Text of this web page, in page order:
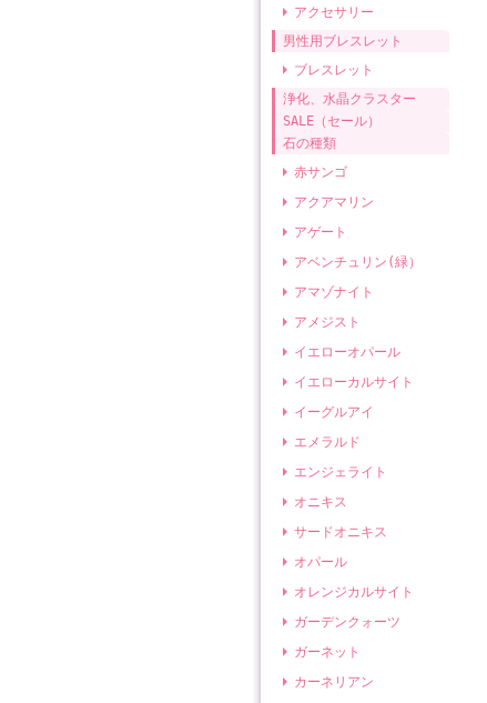
アクセサリー
男性用ブレスレット
ブレスレット
浄化、水晶クラスター
SALE（セール）
石の種類
赤サンゴ
アクアマリン
アゲート
アベンチュリン(緑）
アマゾナイト
アメジスト
イエローオパール
イエローカルサイト
イーグルアイ
エメラルド
エンジェライト
オニキス
サードオニキス
オパール
オレンジカルサイト
ガーデンクォーツ
ガーネット
カーネリアン